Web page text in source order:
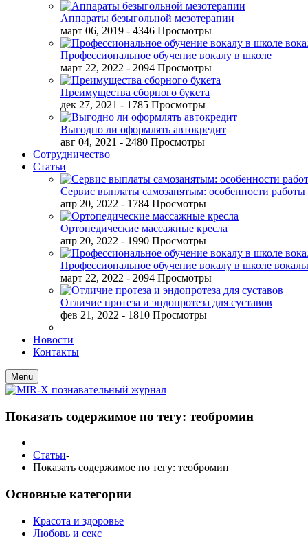
Аппараты безыгольной мезотерапии
март 06, 2019 - 4346 Просмотры
Профессиональное обучение вокалу в школе
март 22, 2022 - 2094 Просмотры
Преимущества сборного букета
дек 27, 2021 - 1785 Просмотры
Выгодно ли оформлять автокредит
авг 04, 2021 - 2480 Просмотры
Сотрудничество
Статьи
Сервис выплаты самозанятым: особенности работы
апр 20, 2022 - 1784 Просмотры
Ортопедические массажные кресла
апр 20, 2022 - 1990 Просмотры
Профессиональное обучение вокалу в школе
март 22, 2022 - 2094 Просмотры
Отличие протеза и эндопротеза для суставов
фев 21, 2022 - 1810 Просмотры
Новости
Контакты
Menu
Показать содержимое по тегу: теобромин
Статьи-
Показать содержимое по тегу: теобромин
Основные категории
Красота и здоровье
Любовь и секс